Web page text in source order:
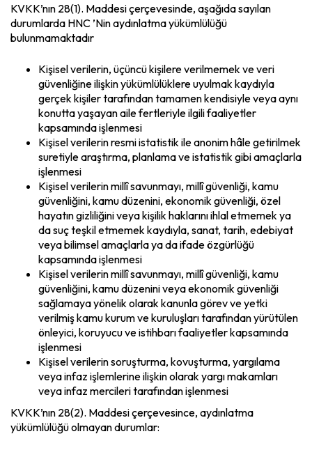
KVKK’nın 28(1). Maddesi çerçevesinde, aşağıda sayılan
durumlarda HNC ’Nin aydınlatma yükümlülüğü
bulunmamaktadır
Kişisel verilerin, üçüncü kişilere verilmemek ve veri
güvenliğine ilişkin yükümlülüklere uyulmak kaydıyla
gerçek kişiler tarafından tamamen kendisiyle veya aynı
konutta yaşayan aile fertleriyle ilgili faaliyetler
kapsamında işlenmesi
Kişisel verilerin resmi istatistik ile anonim hâle getirilmek
suretiyle araştırma, planlama ve istatistik gibi amaçlarla
işlenmesi
Kişisel verilerin millî savunmayı, millî güvenliği, kamu
güvenliğini, kamu düzenini, ekonomik güvenliği, özel
hayatın gizliliğini veya kişilik haklarını ihlal etmemek ya
da suç teşkil etmemek kaydıyla, sanat, tarih, edebiyat
veya bilimsel amaçlarla ya da ifade özgürlüğü
kapsamında işlenmesi
Kişisel verilerin millî savunmayı, millî güvenliği, kamu
güvenliğini, kamu düzenini veya ekonomik güvenliği
sağlamaya yönelik olarak kanunla görev ve yetki
verilmiş kamu kurum ve kuruluşları tarafından yürütülen
önleyici, koruyucu ve istihbarı faaliyetler kapsamında
işlenmesi
Kişisel verilerin soruşturma, kovuşturma, yargılama
veya infaz işlemlerine ilişkin olarak yargı makamları
veya infaz mercileri tarafından işlenmesi
KVKK’nın 28(2). Maddesi çerçevesince, aydınlatma
yükümlülüğü olmayan durumlar: